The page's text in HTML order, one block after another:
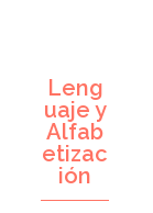
Leng
uaje y
Alfab
etizac
ión